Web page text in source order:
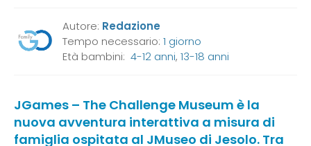
Autore: Redazione
Tempo necessario: 1 giorno
Età bambini: 4-12 anni, 13-18 anni
JGames – The Challenge Museum è la
nuova avventura interattiva a misura di
famiglia ospitata al JMuseo di Jesolo. Tra